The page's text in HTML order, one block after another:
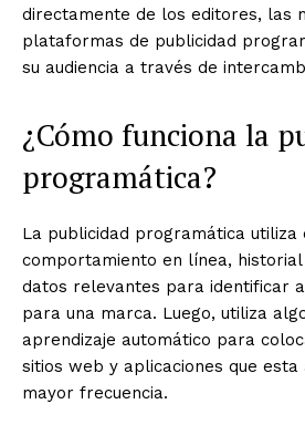
directamente de los editores, las
plataformas de publicidad
su audiencia a través de
¿Cómo funciona la
programática?
La publicidad programática utiliza
comportamiento en línea,
datos relevantes para identificar
para una marca. Luego, utiliza
aprendizaje automático para
sitios web y aplicaciones que esta
mayor frecuencia.